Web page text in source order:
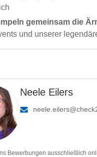
gemeinsam die
und unserer
Neele Eilers
Bewerbungen ausschließlich